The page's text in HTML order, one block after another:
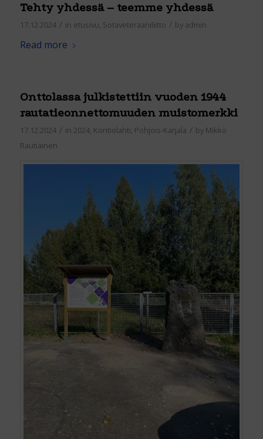
Tehty yhdessä – teemme yhdessä
17.12.2024 / in etusivu, Sotaveteraaniliitto / by admin
Read more
Onttolassa julkistettiin vuoden 1944
rautatieonnettomuuden muistomerkki
17.12.2024 / in 2024, Kontiolahti, Pohjois-Karjala / by Mikko
Rautiainen